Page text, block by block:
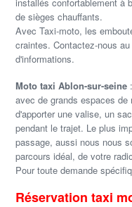
de sièges chauffants.
Avec Taxi-moto, les
craintes. Contactez-nous
d'informations.
Moto taxi Ablon-sur-seine
avec de grands espaces
d'apporter une valise, un
pendant le trajet. Le plus
passage, aussi nous nous
parcours idéal, de votre
Pour toute demande
Réservation taxi